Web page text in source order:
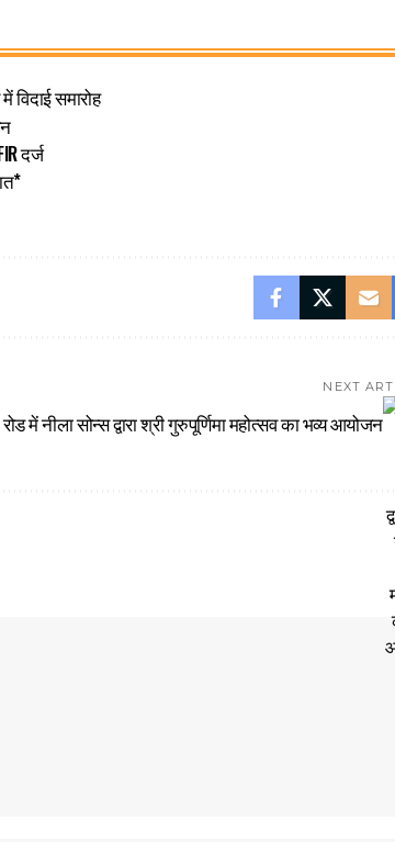
विदाई समारोह
दर्ज
NEXT
रोड में नीला सोन्स द्वारा श्री गुरुपूर्णिमा महोत्सव का भव्य आयोजन